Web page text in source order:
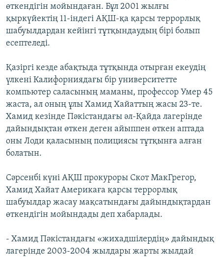
өткендігін мойындаған. Бұл 2001 жылғы
қыркүйектің 11-індегі АҚШ-қа қарсы террорлық
шабуылдардан кейінгі тұтқындаудың бірі болып
есептеледі.
Қазіргі кезде абақтыда тұтқында отырған екеудің
үлкені Калифорниядағы бір университетте
компьютер саласының маманы, профессор Умер 45
жаста, ал оның ұлы Хамид Хайаттың жасы 23-те.
Хамид кезінде Пәкістандағы әл-Қайда лагерінде
дайындықтан өткен деген айыппен өткен аптада
оны Лоди қаласының полициясы тұтқынға алған
болатын.
Сәрсенбі күні АҚШ прокуроры Скот МакГрегор,
Хамид Хайат Америкаға қарсы террорлық
шабуылдар жасау мақсатындағы дайындықтардан
өткендігін мойындады деп хабарлады.
- Хамид Пәкістандағы «жихадшілердің» дайындық
лагерінде 2003-2004 жылдары жарты жылдай